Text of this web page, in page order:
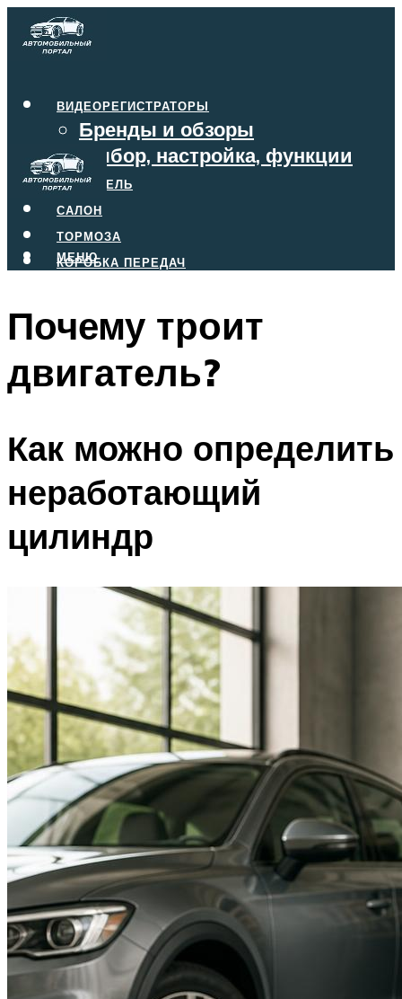
ВИДЕОРЕГИСТРАТОРЫ
Бренды и обзоры
Выбор, настройка, функции
ДВИГАТЕЛЬ
САЛОН
ТОРМОЗА
КОРОБКА ПЕРЕДАЧ
МЕНЮ
МЕНЮ
Почему троит
двигатель?
Как можно определить
неработающий
цилиндр